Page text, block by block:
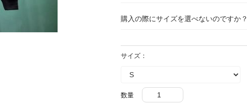
購入の際にサイズを選べないのですか？
サイズ：
数量